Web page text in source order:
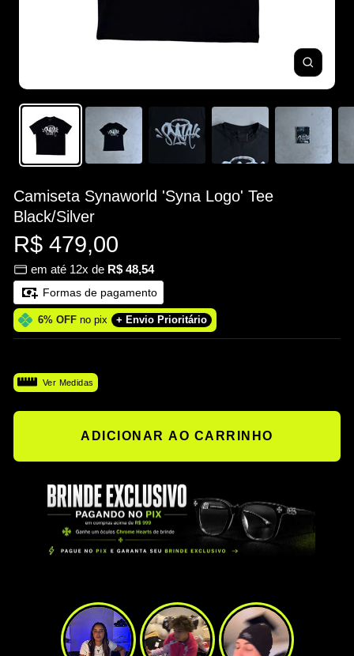
Zoom
Camiseta Synaworld 'Syna Logo' Tee
Black/Silver
Preço
promocional
R$ 479,00
em até 12x de R$ 48,54
Formas de pagamento
6% OFF no pix + Envio Prioritário
Ver Medidas
ADICIONAR AO CARRINHO